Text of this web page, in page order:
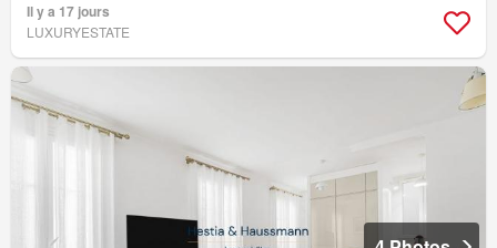
Il y a 17 jours
LUXURYESTATE